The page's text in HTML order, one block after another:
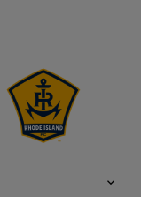
